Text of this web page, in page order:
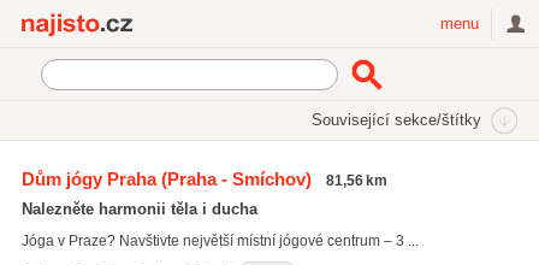
menu
Související sekce/štítky
Fitness kurzy (651)
Taneční školy (386)
Dům jógy Praha(Praha - Smíchov) 81,56 km
Nalezněte harmonii těla i ducha
Jóga v Praze? Navštivte největší místní jógové centrum – 3 ...